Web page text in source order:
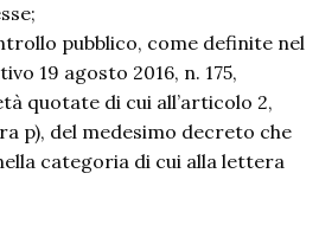
pubblico, come definite nel
19 agosto 2016, n. 175,
quotate di cui all’articolo 2,
p), del medesimo decreto che
categoria di cui alla lettera